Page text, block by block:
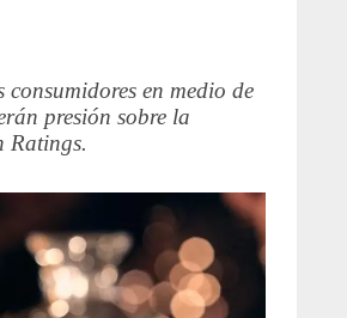
en medio de
presión sobre la
Ratings.